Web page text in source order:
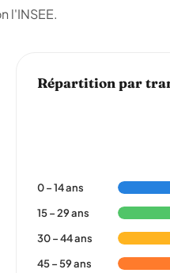
l'INSEE.
Répartition par
0 – 14 ans
15 – 29 ans
30 – 44 ans
45 – 59 ans